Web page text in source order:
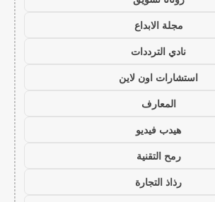
مجلة الابداع
نادي الترددات
استشارات اون لاين
المعارف
هيدب فيديو
رمح التقنية
رذاذ التجارة